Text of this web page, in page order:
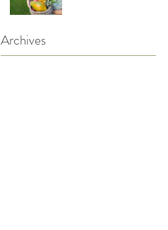
Archives